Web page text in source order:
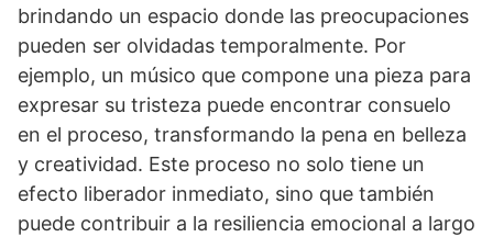
brindando un espacio donde las preocupaciones
pueden ser olvidadas temporalmente. Por
ejemplo, un músico que compone una pieza para
expresar su tristeza puede encontrar consuelo
en el proceso, transformando la pena en belleza
y creatividad. Este proceso no solo tiene un
efecto liberador inmediato, sino que también
puede contribuir a la resiliencia emocional a largo